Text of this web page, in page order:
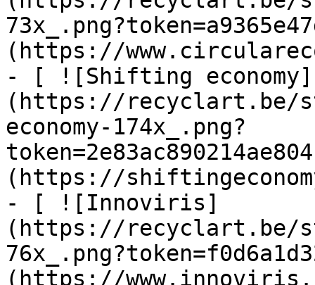
(https://
- [ ![Shifting economy]
(https://recyclart.be/
economy-174x_.png?
(https://
- [ ![Innoviris]
(https://recyclart.be/
(https://